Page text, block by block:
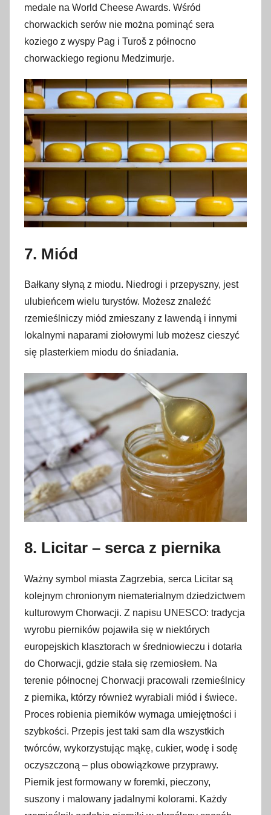
medale na World Cheese Awards. Wśród
chorwackich serów nie można pominąć sera
koziego z wyspy Pag i Turoš z północno
chorwackiego regionu Medzimurje.
7. Miód
Bałkany słyną z miodu. Niedrogi i przepyszny, jest
ulubieńcem wielu turystów. Możesz znaleźć
rzemieślniczy miód zmieszany z lawendą i innymi
lokalnymi naparami ziołowymi lub możesz cieszyć
się plasterkiem miodu do śniadania.
8. Licitar – serca z piernika
Ważny symbol miasta Zagrzebia, serca Licitar są
kolejnym chronionym niematerialnym dziedzictwem
kulturowym Chorwacji. Z napisu UNESCO: tradycja
wyrobu pierników pojawiła się w niektórych
europejskich klasztorach w średniowieczu i dotarła
do Chorwacji, gdzie stała się rzemiosłem. Na
terenie północnej Chorwacji pracowali rzemieślnicy
z piernika, którzy również wyrabiali miód i świece.
Proces robienia pierników wymaga umiejętności i
szybkości. Przepis jest taki sam dla wszystkich
twórców, wykorzystując mąkę, cukier, wodę i sodę
oczyszczoną – plus obowiązkowe przyprawy.
Piernik jest formowany w foremki, pieczony,
suszony i malowany jadalnymi kolorami. Każdy